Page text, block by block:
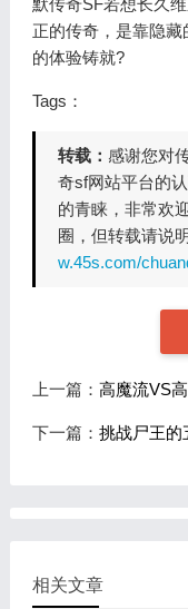
默传奇SF若想长久
正的传奇，是靠隐
的体验铸就?
Tags：
转载： 感谢您对
奇sf网站平台的
的青睐，非常欢
圈，但转载请说
w.45s.com/
上一篇： 高魔流VS
下一篇： 挑战尸王的
相关文章